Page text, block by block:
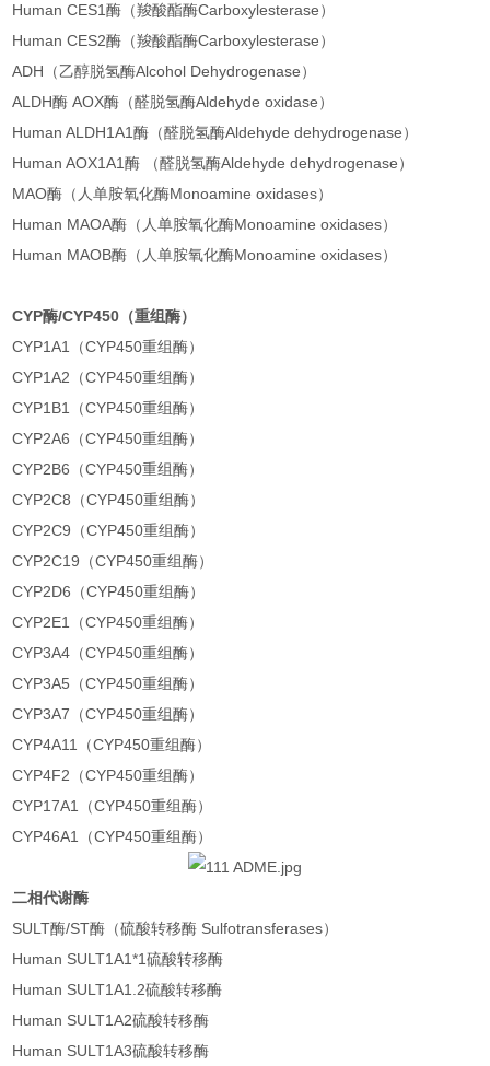
Human CES1酶（羧酸酯酶Carboxylesterase）
Human CES2酶（羧酸酯酶Carboxylesterase）
ADH（乙醇脱氢酶Alcohol Dehydrogenase）
ALDH酶 AOX酶（醛脱氢酶Aldehyde oxidase）
Human ALDH1A1酶（醛脱氢酶Aldehyde dehydrogenase）
Human AOX1A1酶 （醛脱氢酶Aldehyde dehydrogenase）
MAO酶（人单胺氧化酶Monoamine oxidases）
Human MAOA酶（人单胺氧化酶Monoamine oxidases）
Human MAOB酶（人单胺氧化酶Monoamine oxidases）
CYP酶/CYP450（重组酶）
CYP1A1（CYP450重组酶）
CYP1A2（CYP450重组酶）
CYP1B1（CYP450重组酶）
CYP2A6（CYP450重组酶）
CYP2B6（CYP450重组酶）
CYP2C8（CYP450重组酶）
CYP2C9（CYP450重组酶）
CYP2C19（CYP450重组酶）
CYP2D6（CYP450重组酶）
CYP2E1（CYP450重组酶）
CYP3A4（CYP450重组酶）
CYP3A5（CYP450重组酶）
CYP3A7（CYP450重组酶）
CYP4A11（CYP450重组酶）
CYP4F2（CYP450重组酶）
CYP17A1（CYP450重组酶）
CYP46A1（CYP450重组酶）
二相代谢酶
SULT酶/ST酶（硫酸转移酶 Sulfotransferases）
Human SULT1A1*1硫酸转移酶
Human SULT1A1.2硫酸转移酶
Human SULT1A2硫酸转移酶
Human SULT1A3硫酸转移酶